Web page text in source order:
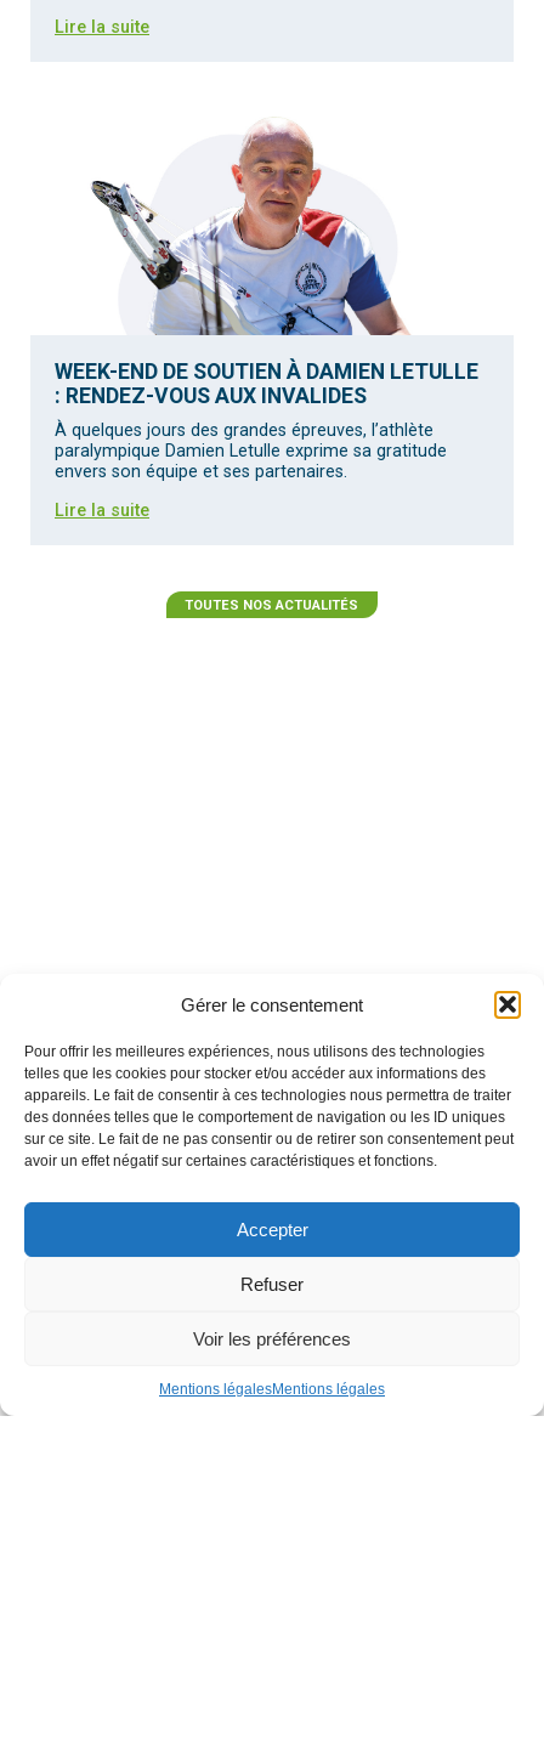
Gérer le consentement
Pour offrir les meilleures expériences, nous utilisons des technologies
telles que les cookies pour stocker et/ou accéder aux informations des
appareils. Le fait de consentir à ces technologies nous permettra de traiter
des données telles que le comportement de navigation ou les ID uniques
sur ce site. Le fait de ne pas consentir ou de retirer son consentement peut
avoir un effet négatif sur certaines caractéristiques et fonctions.
Accepter
Refuser
Voir les préférences
Mentions légalesMentions légales
Lire la suite
WEEK-END DE SOUTIEN À DAMIEN LETULLE
: RENDEZ-VOUS AUX INVALIDES
À quelques jours des grandes épreuves, l’athlète
paralympique Damien Letulle exprime sa gratitude
envers son équipe et ses partenaires.
Lire la suite
TOUTES NOS ACTUALITÉS